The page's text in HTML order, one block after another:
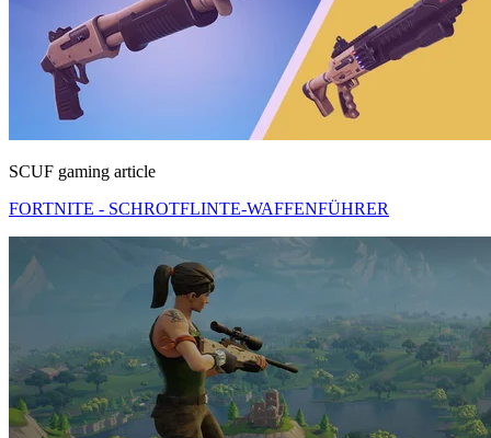
SCUF gaming article
FORTNITE - SCHROTFLINTE-WAFFENFÜHRER